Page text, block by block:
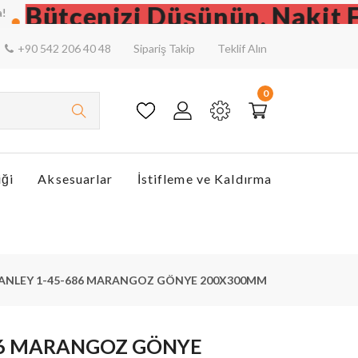
Düşünün, Nakit
+90 542 206 40 48 Sipariş Takip Teklif Alın
0
Aksesuarlar İstifleme ve Kaldırma
1-45-686 MARANGOZ GÖNYE 200X300MM
MARANGOZ GÖNYE